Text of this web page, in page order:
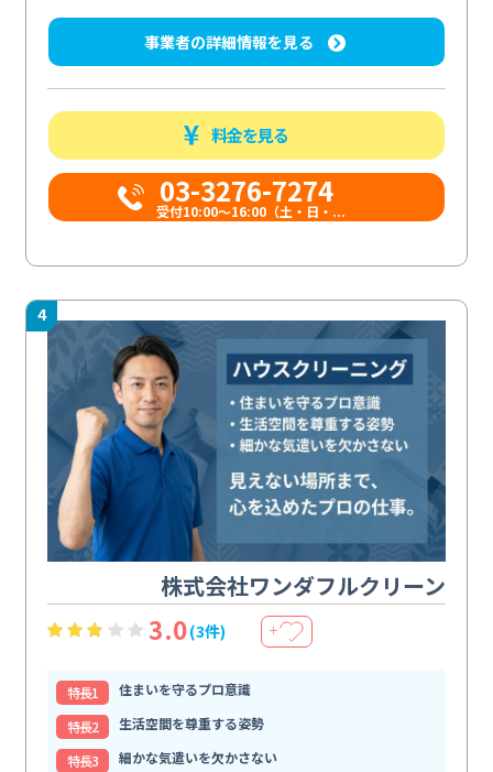
事業者の詳細情報を見る
料金を見る
03-3276-7274
受付10:00〜16:00（土・日・...
4
株式会社ワンダフルクリーン
3.0(3件) ＋
特⻑1
住まいを守るプロ意識
特⻑2
生活空間を尊重する姿勢
特⻑3
細かな気遣いを欠かさない